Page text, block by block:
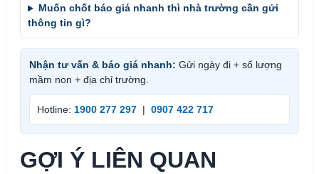
Muốn chốt báo giá nhanh thì nhà trường cần gửi
thông tin gì?
Nhận tư vấn & báo giá nhanh: Gửi ngày đi + số lượng
mầm non + địa chỉ trường.
Hotline: 1900 277 297 | 0907 422 717
GỢI Ý LIÊN QUAN